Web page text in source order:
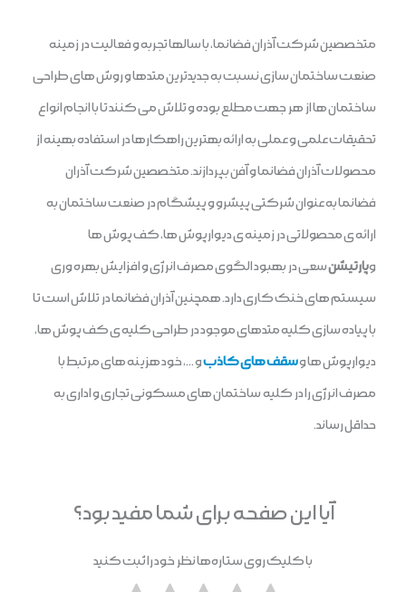
متخصصین شرکت آذران فضانما، با سالها تجربه و فعالیت در زمینه
صنعت ساختمان سازی نسبت به جدیدترین متدها و روش های طراحی
ساختمان ها از هر جهت مطلع بوده و تلاش می کنند تا با انجام انواع
تحقیقات علمی و عملی به ارائه بهترین راهکارها در استفاده بهینه از
محصولات آذران فضانما و آفن بپردازند. متخصصین شرکت آذران
فضانما به عنوان شرکتی پیشرو و پیشگام در صنعت ساختمان به
ارائه ی محصولاتی در زمینه ی دیوارپوش ها، کف پوش ها
وپارتیشنسعی در بهبود الگوی مصرف انرژی و افزایش بهره وری
سیستم های خنک کاری دارد. همچنین آذران فضانما در تلاش است تا
با پیاده سازی کلیه متدهای موجود در طراحی کلیه ی کف پوش ها،
دیوارپوش ها وسقف های کاذبو …، خود هزینه های مرتبط با
مصرف انرژی را در کلیه ساختمان های مسکونی تجاری و اداری به
حداقل رساند.
آیا این صفحه برای شما مفید بود؟
با کلیک روی ستاره‌ها نظر خود را ثبت کنید